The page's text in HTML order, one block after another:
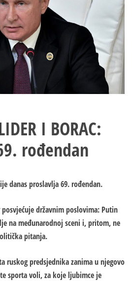
I BORAC:
rođendan
danas proslavlja 69. rođendan.
državnim poslovima: Putin
na međunarodnoj sceni i, pritom, ne
pitanja.
ruskog predsjednika zanima u njegovo
sporta voli, za koje ljubimce je